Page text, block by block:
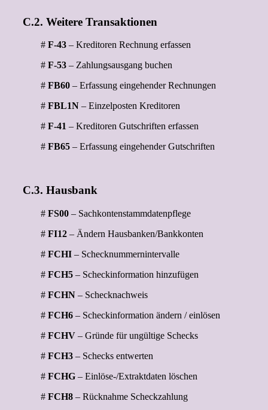
C.2. Weitere Transaktionen
# F-43 – Kreditoren Rechnung erfassen
# F-53 – Zahlungsausgang buchen
# FB60 – Erfassung eingehender Rechnungen
# FBL1N – Einzelposten Kreditoren
# F-41 – Kreditoren Gutschriften erfassen
# FB65 – Erfassung eingehender Gutschriften
C.3. Hausbank
# FS00 – Sachkontenstammdatenpflege
# FI12 – Ändern Hausbanken/Bankkonten
# FCHI – Schecknummernintervalle
# FCH5 – Scheckinformation hinzufügen
# FCHN – Schecknachweis
# FCH6 – Scheckinformation ändern / einlösen
# FCHV – Gründe für ungültige Schecks
# FCH3 – Schecks entwerten
# FCHG – Einlöse-/Extraktdaten löschen
# FCH8 – Rücknahme Scheckzahlung